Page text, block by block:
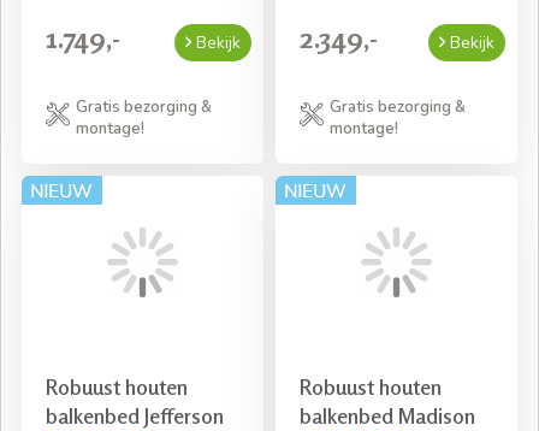
1.749,- Bekijk
Gratis bezorging &
montage!
2.349,- Bekijk
Gratis bezorging &
montage!
Robuust houten
balkenbed Jefferson
Robuust houten
balkenbed Madison